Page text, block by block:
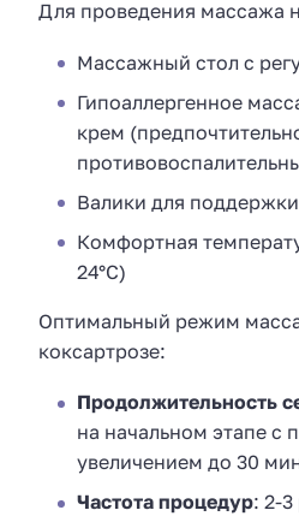
Для проведения массажа
Массажный стол с
Гипоаллергенное
крем
Валики для
Комфортная
24°C)
Оптимальный режим
коксартрозе:
Продолжительность
на начальном этапе с
увеличением до 30
Частота процедур: 2-3